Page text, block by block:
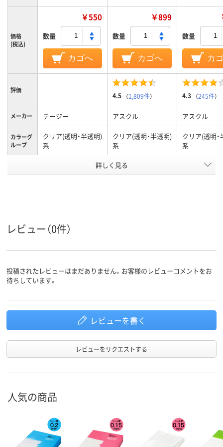
価格
(税込)
￥550
数量
カゴへ
￥899
数量
カゴへ
数量
カ
評価
4.5 （1,809件） 4.3 （245件）
メーカー テージー アスクル アスクル
カラーグ
ループ
クリア(透明・半透明)
系
クリア(透明・半透明)
系
クリア(透明
系
0.2mm 0.15mm
とじ枚数 20枚
商品環境
詳しく見る
レビュー（0件）
投稿されたレビューはまだありません。お客様のレビューコメントをお
待ちしています。
レビューを書く
レビューをリクエストする
人気の商品